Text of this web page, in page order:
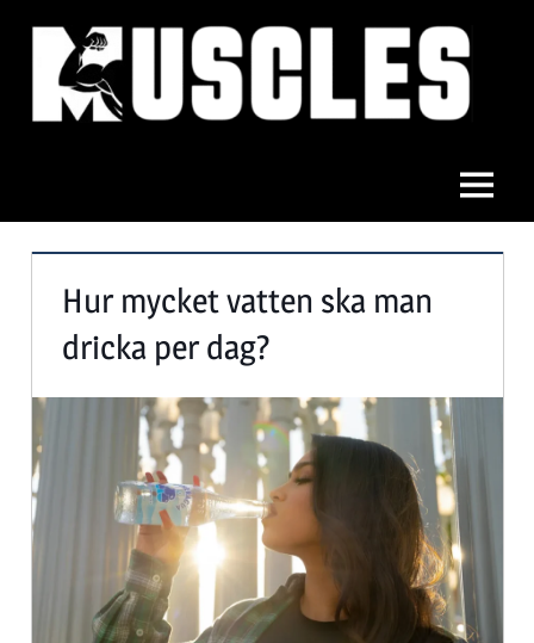
innehållMuscles
Meny
Hur mycket vatten ska man
dricka per dag?